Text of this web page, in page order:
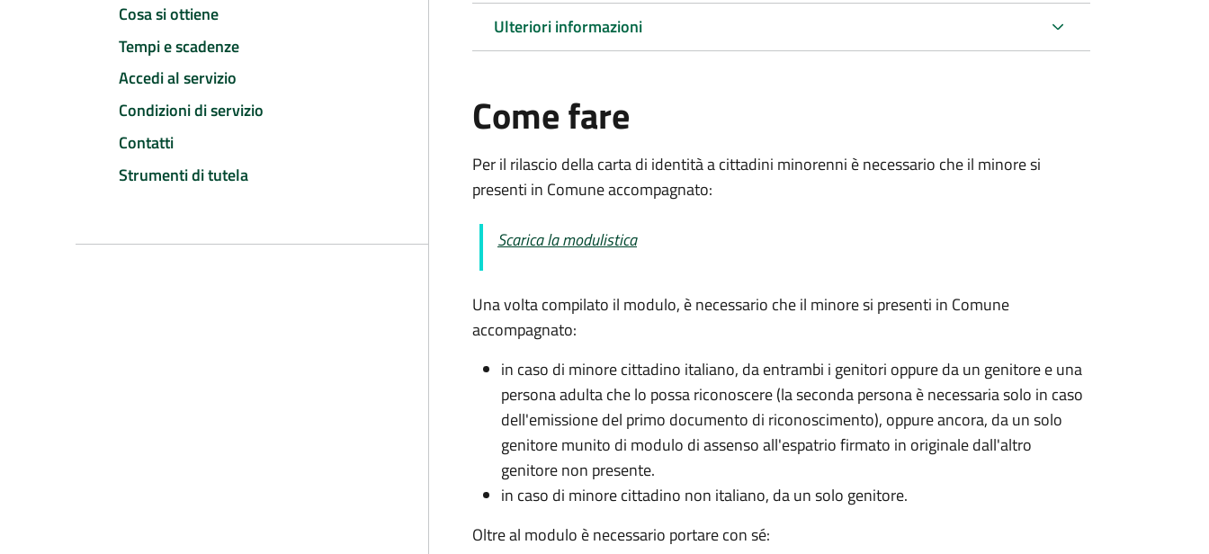
Cosa si ottiene
Tempi e scadenze
Accedi al servizio
Condizioni di servizio
Contatti
Strumenti di tutela
Ulteriori informazioni
Come fare
Per il rilascio della carta di identità a cittadini minorenni è necessario che il minore si
presenti in Comune accompagnato:
Scarica la modulistica
Una volta compilato il modulo, è necessario che il minore si presenti in Comune
accompagnato:
in caso di minore cittadino italiano, da entrambi i genitori oppure da un genitore e una
persona adulta che lo possa riconoscere (la seconda persona è necessaria solo in caso
dell'emissione del primo documento di riconoscimento), oppure ancora, da un solo
genitore munito di modulo di assenso all'espatrio firmato in originale dall'altro
genitore non presente.
in caso di minore cittadino non italiano, da un solo genitore.
Oltre al modulo è necessario portare con sé: